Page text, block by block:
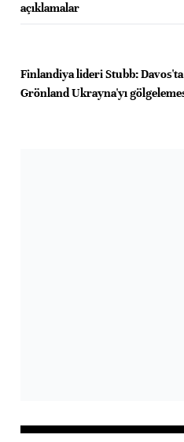
açıklamalar
Finlandiya lideri Stubb: Davos'ta
Grönland Ukrayna'yı